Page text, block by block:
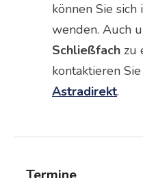
können Sie
wenden. Auch
Schließfach zu
kontaktieren
Astradirekt.